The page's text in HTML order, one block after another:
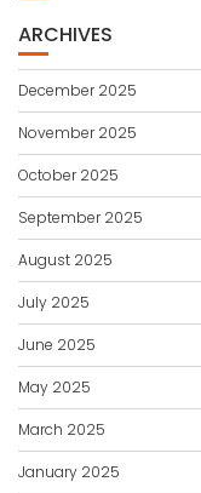
ARCHIVES
December 2025
November 2025
October 2025
September 2025
August 2025
July 2025
June 2025
May 2025
March 2025
January 2025